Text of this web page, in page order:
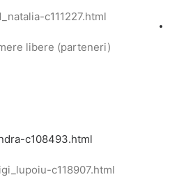
c111227.html
libere (parteneri)
c108493.html
c118907.html